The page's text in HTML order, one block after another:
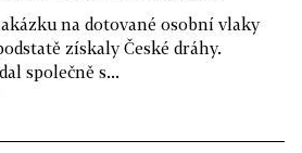
na dotované osobní vlaky
získaly České dráhy.
společně s...